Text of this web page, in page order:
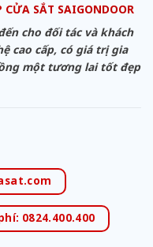
CỬA SẮT SAIGONDOOR
cho đối tác và khách
cao cấp, có giá trị gia
một tương lai tốt đẹp
0824.400.400